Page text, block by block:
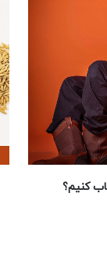
کنیم؟